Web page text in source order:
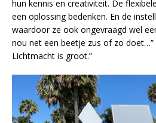
hun kennis en creativiteit. De
een oplossing bedenken. En de
waardoor ze ook ongevraagd wel
nou net een beetje zus of zo
Lichtmacht is groot.”